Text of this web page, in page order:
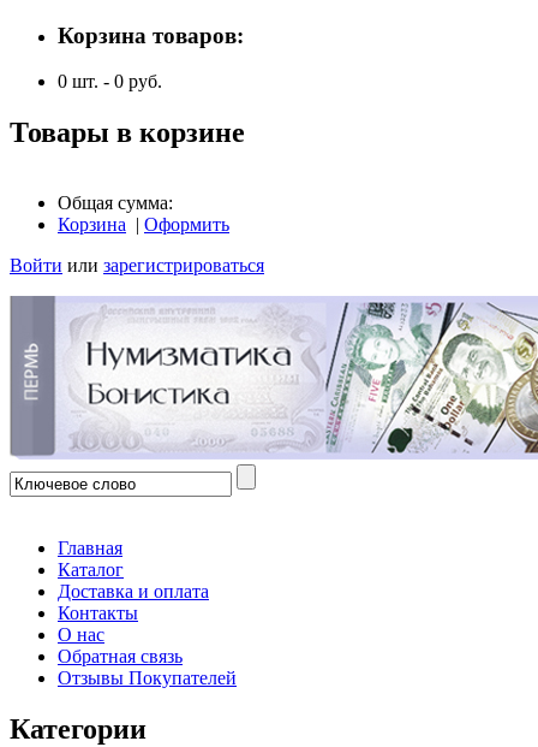
Корзина товаров:
0 шт. - 0 руб.
Товары в корзине
Общая сумма:
Корзина | Оформить
Войти или зарегистрироваться
Главная
Каталог
Доставка и оплата
Контакты
О нас
Обратная связь
Отзывы Покупателей
Категории